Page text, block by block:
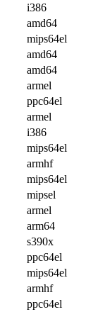
i386
amd64
mips64el
amd64
amd64
armel
ppc64el
armel
i386
mips64el
armhf
mips64el
mipsel
armel
arm64
s390x
ppc64el
mips64el
armhf
ppc64el